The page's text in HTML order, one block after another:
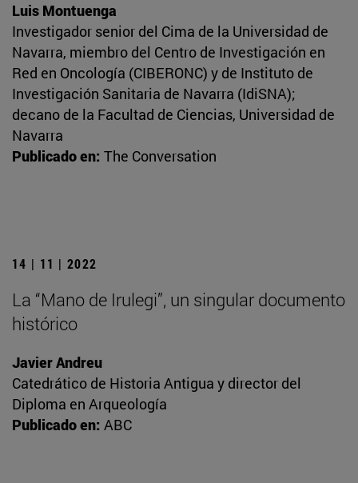
Luis Montuenga
Investigador senior del Cima de la Universidad de
Navarra, miembro del Centro de Investigación en
Red en Oncología (CIBERONC) y de Instituto de
Investigación Sanitaria de Navarra (IdiSNA);
decano de la Facultad de Ciencias, Universidad de
Navarra
Publicado en: The Conversation
14 | 11 | 2022
La “Mano de Irulegi”, un singular documento
histórico
Javier Andreu
Catedrático de Historia Antigua y director del
Diploma en Arqueología
Publicado en: ABC